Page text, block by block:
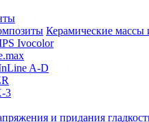
Керамические массы
Ivocolor
A-D
3